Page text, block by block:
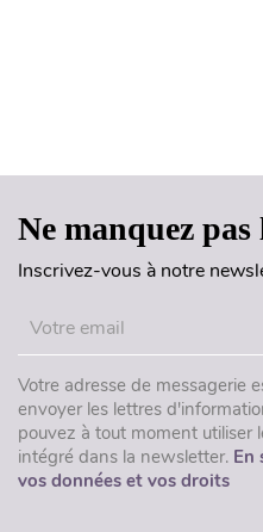
Ne manquez pas
Inscrivez-vous à notre
Votre adresse de messagerie
envoyer les lettres
pouvez à tout moment utiliser
intégré dans la newsletter. En
vos données et vos droits